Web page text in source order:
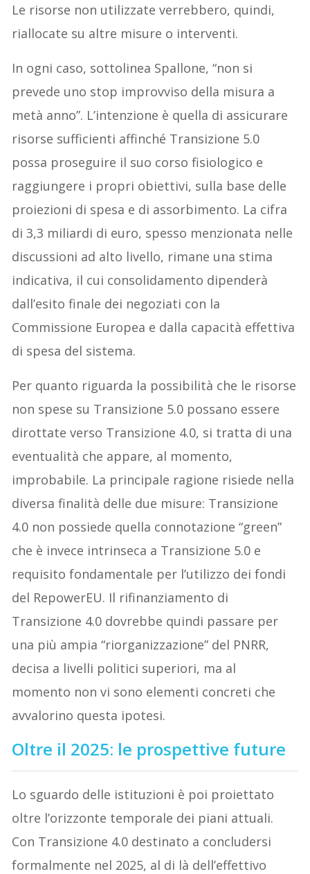
Le risorse non utilizzate verrebbero, quindi,
riallocate su altre misure o interventi.
In ogni caso, sottolinea Spallone, “non si
prevede uno stop improvviso della misura a
metà anno”. L’intenzione è quella di assicurare
risorse sufficienti affinché Transizione 5.0
possa proseguire il suo corso fisiologico e
raggiungere i propri obiettivi, sulla base delle
proiezioni di spesa e di assorbimento. La cifra
di 3,3 miliardi di euro, spesso menzionata nelle
discussioni ad alto livello, rimane una stima
indicativa, il cui consolidamento dipenderà
dall’esito finale dei negoziati con la
Commissione Europea e dalla capacità effettiva
di spesa del sistema.
Per quanto riguarda la possibilità che le risorse
non spese su Transizione 5.0 possano essere
dirottate verso Transizione 4.0, si tratta di una
eventualità che appare, al momento,
improbabile. La principale ragione risiede nella
diversa finalità delle due misure: Transizione
4.0 non possiede quella connotazione “green”
che è invece intrinseca a Transizione 5.0 e
requisito fondamentale per l’utilizzo dei fondi
del RepowerEU. Il rifinanziamento di
Transizione 4.0 dovrebbe quindi passare per
una più ampia “riorganizzazione” del PNRR,
decisa a livelli politici superiori, ma al
momento non vi sono elementi concreti che
avvalorino questa ipotesi.
Oltre il 2025: le prospettive future
Lo sguardo delle istituzioni è poi proiettato
oltre l’orizzonte temporale dei piani attuali.
Con Transizione 4.0 destinato a concludersi
formalmente nel 2025, al di là dell’effettivo